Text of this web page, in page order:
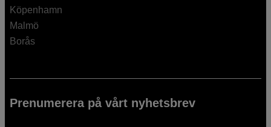
Köpenhamn
Malmö
Borås
Prenumerera på vårt nyhetsbrev